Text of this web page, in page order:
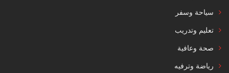
سياحة وسفر
تعليم وتدريب
صحة وعافية
رياضة وترفيه